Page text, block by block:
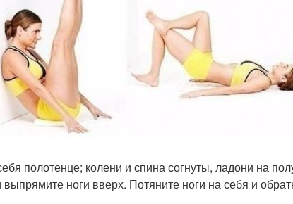
полотенце; колени и спина согнуты, ладони на
ноги вверх. Потяните ноги на себя и